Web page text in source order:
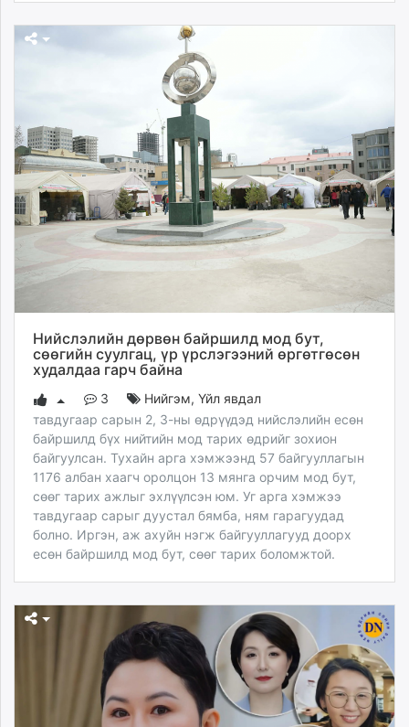
Нийслэлийн дөрвөн байршилд мод бут,
сөөгийн суулгац, үр үрслэгээний өргөтгөсөн
худалдаа гарч байна
3 Нийгэм,Үйл явдал
тавдугаар сарын 2, 3-ны өдрүүдэд нийслэлийн есөн
байршилд бүх нийтийн мод тарих өдрийг зохион
байгуулсан. Тухайн арга хэмжээнд 57 байгууллагын
1176 албан хаагч оролцон 13 мянга орчим мод бут,
сөөг тарих ажлыг эхлүүлсэн юм. Уг арга хэмжээ
тавдугаар сарыг дуустал бямба, ням гарагуудад
болно. Иргэн, аж ахуйн нэгж байгууллагууд доорх
есөн байршилд мод бут, сөөг тарих боломжтой.